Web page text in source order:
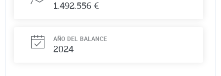
1.492.556 €
AÑO DEL BALANCE
2024